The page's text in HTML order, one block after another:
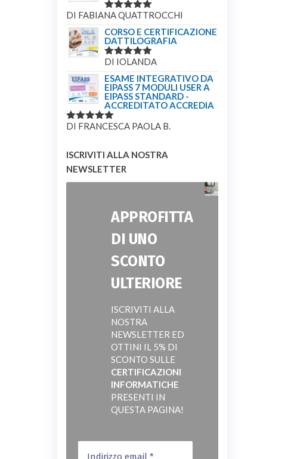
VALUTATO
DI FABIANA QUATTROCCHI
CORSO E CERTIFICAZIONE
DATTILOGRAFIA
VALUTATO
DI IOLANDA
ESAME INTEGRATIVO DA
EIPASS 7 MODULI USER A
EIPASS STANDARD -
ACCREDITATO ACCREDIA
VALUTATO
DI FRANCESCA PAOLA B.
ISCRIVITI ALLA NOSTRA
NEWSLETTER
APPROFITTA
DI UNO
SCONTO
ULTERIORE
ISCRIVITI ALLA
NOSTRA
NEWSLETTER ED
OTTINI IL 5% DI
SCONTO SULLE
CERTIFICAZIONI
INFORMATICHE
PRESENTI IN
QUESTA PAGINA!